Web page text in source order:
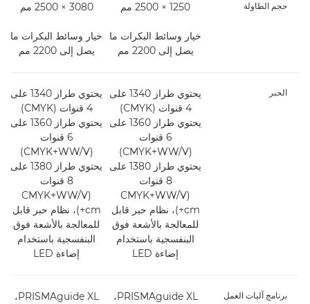
حجم الطاولة 1250 × 2500 مم
خيار وسائط البكرات ما
يصل إلى 2200 مم
3080 × 2500 مم
خيار وسائط البكرات ما
يصل إلى 2200 مم
الحبر
يحتوي طراز 1340 على
4 قنوات (CMYK)
يحتوي طراز 1360 على
6 قنوات
(CMYK+WW/V)
يحتوي طراز 1380 على
8 قنوات
(CMYK+WW/V
+cm)، نظام حبر قابل
للمعالجة بالأشعة فوق
البنفسجية باستخدام
إضاءة LED
يحتوي طراز 1340 على
4 قنوات (CMYK)
يحتوي طراز 1360 على
6 قنوات
(CMYK+WW/V)
يحتوي طراز 1380 على
8 قنوات
(CMYK+WW/V
+cm)، نظام حبر قابل
للمعالجة بالأشعة فوق
البنفسجية باستخدام
إضاءة LED
برنامج آليات العمل
‏PRISMAguide XL،
‏PRISMAguide XL،